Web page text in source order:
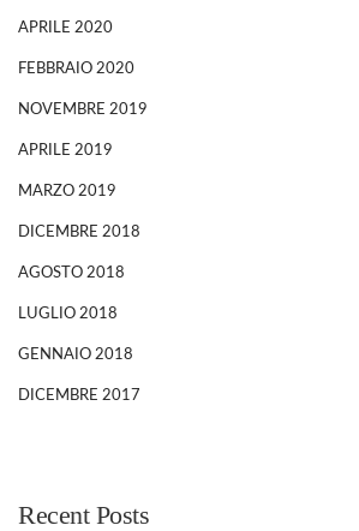
APRILE 2020
FEBBRAIO 2020
NOVEMBRE 2019
APRILE 2019
MARZO 2019
DICEMBRE 2018
AGOSTO 2018
LUGLIO 2018
GENNAIO 2018
DICEMBRE 2017
Recent Posts